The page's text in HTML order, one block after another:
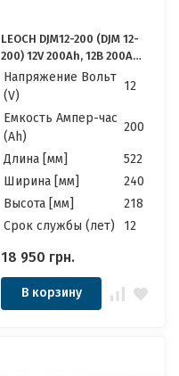
LEOCH DJM12-200 (DJM 12-
200) 12V 200Ah, 12В 200Ач
АКБ
Напряжение Вольт
(V)
12
Емкость Ампер-час
(Ah)
200
Длина [мм]
522
Ширина [мм]
240
Высота [мм]
218
Cрок службы (лет)
12
18 950 грн.
В корзину